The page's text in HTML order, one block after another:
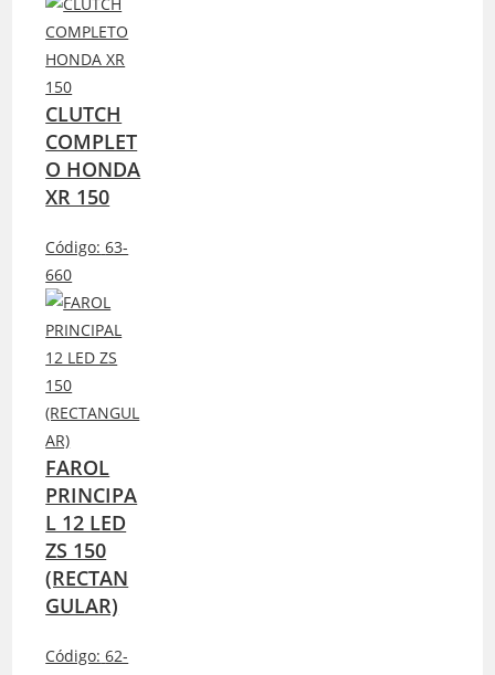
CLUTCH
COMPLET
O HONDA
XR 150
Código: 63-
660
FAROL
PRINCIPA
L 12 LED
ZS 150
(RECTAN
GULAR)
Código: 62-